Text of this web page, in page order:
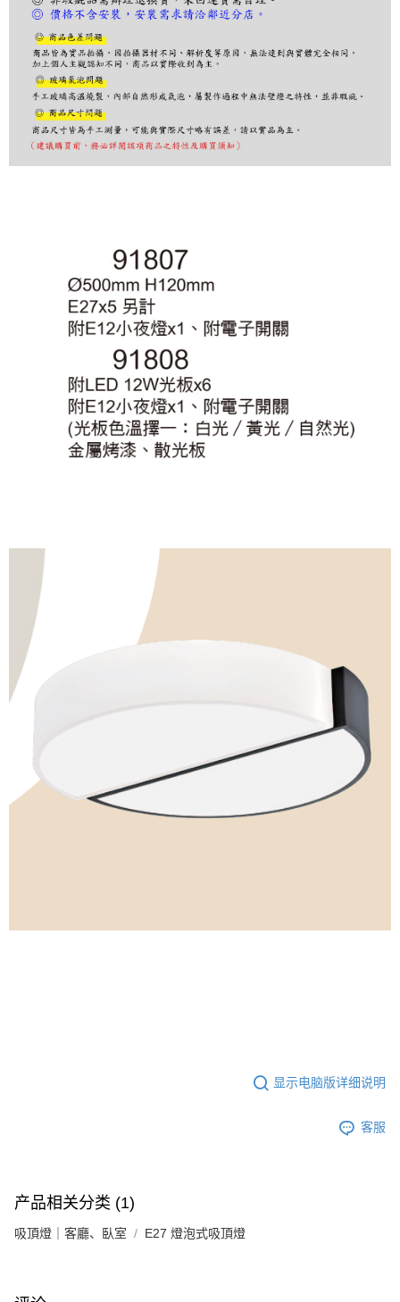
APP於四大便利商店‧ATM/網銀等方式進行付款。
請留意繳費期限為 14 天。唯有下載 AFTEE App 成為 AFTEE 會員者方能享
有最長 45 天內付款之服務。
繳費期限，為商家向您請款的時間，再加上使用AFTEE可延長的天數所計算
夠在期限內收到商品(例如:預購商品或預計到貨時間較長者)。因此無論收到
商品與否，仍需要請您在AFTEE規定的時間內完成繳費。
二、付款限制
「AFTEE先享後付」(下稱本服務)乃由恩沛科技股份有限公司(下稱 AFTEE )
所提供，並由 AFTEE 向您收取款項。因使用本服務所須提供之個人資料(包
含但不限於訂購人姓名、電話，收件人姓名、電話、收件地址)，將交付予
AFTEE 於本服務必要服務範圍內運用。關於 AFTEE 對於個人資料之蒐集、
處理、利用，詳參 AFTEE 官網之『個人資料蒐集、處理及利用告知聲明』
https://aftee.tw/privacypolicy/）。
若款項超過繳費期限，將根據當次的金額加收年利率 16% 的逾期滯納金。
未成年的使用者，請事先徵得法定代理人或監護人之同意方可使用
若您對於個人資料之處理、利用有任何疑問，或欲行使相關法律權利，請聯
显示电脑版详细说明
客服
产品相关分类 (1)
吸頂燈｜客廳、臥室 E27 燈泡式吸頂燈